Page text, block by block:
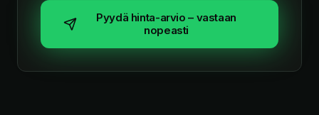
Pyydä hinta-arvio – vastaan
nopeasti